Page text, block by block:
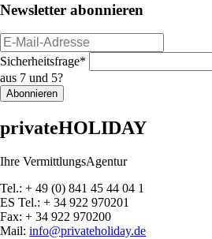
Newsletter abonnieren
E-
Mail-
Adresse
Pflichtfeld
Sicherheitsfrage*
aus 7 und 5?
Abonnieren
privateHOLIDAY
Ihre VermittlungsAgentur
Tel.: + 49 (0) 841 45 44 04 1
ES Tel.: + 34 922 970201
Fax: + 34 922 970200
Mail: info@privateholiday.de